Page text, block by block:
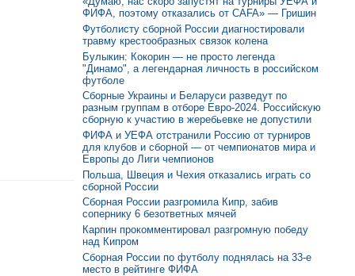
ФИФА, поэтому отказались от CAFA» — Гришин
Футболисту сборной России диагностировали
травму крестообразных связок колена
Булыкин: Кокорин — не просто легенда
"Динамо", а легендарная личность в российском
футболе
Сборные Украины и Беларуси разведут по
разным группам в отборе Евро-2024. Российскую
сборную к участию в жеребьевке не допустили
ФИФА и УЕФА отстранили Россию от турниров
для клубов и сборной — от чемпионатов мира и
Европы до Лиги чемпионов
Польша, Швеция и Чехия отказались играть со
сборной России
Сборная России разгромила Кипр, забив
сопернику 6 безответных мячей
Карпин прокомментировал разгромную победу
над Кипром
Сборная России по футболу поднялась на 33-е
место в рейтинге ФИФА